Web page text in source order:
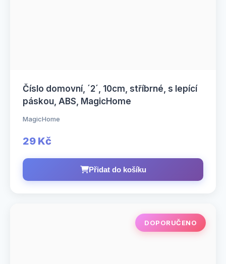
Číslo domovní, ´2´, 10cm, stříbrné, s lepící
páskou, ABS, MagicHome
MagicHome
29 Kč
Přidat do košíku
DOPORUČENO